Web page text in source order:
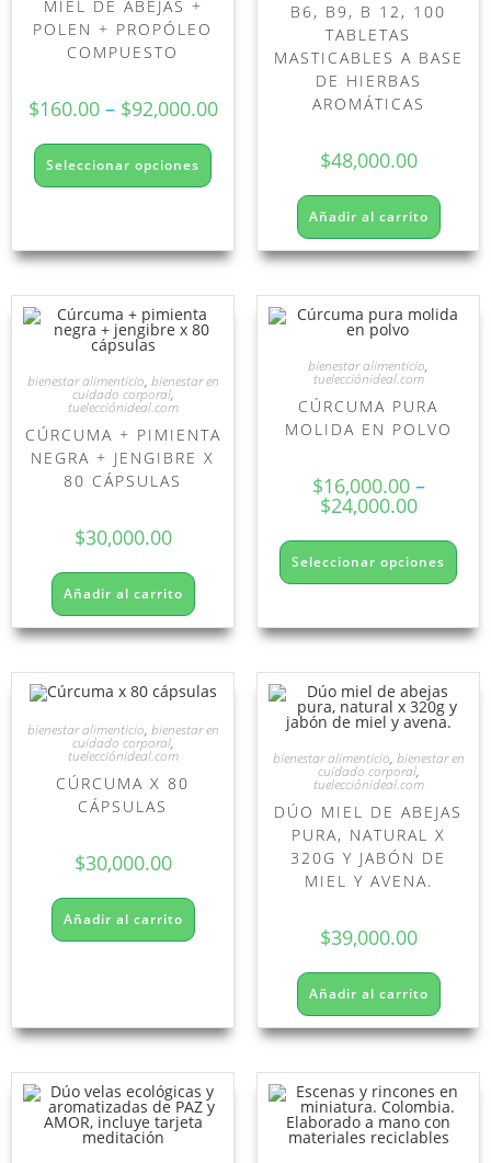
MIEL DE ABEJAS +
POLEN + PROPÓLEO
COMPUESTO
$160.00– $92,000.00
Seleccionar opciones
B6, B9, B 12, 100
TABLETAS
MASTICABLES A BASE
DE HIERBAS
AROMÁTICAS
$48,000.00
Añadir al carrito
bienestar alimenticio, bienestar en
cuidado corporal,
tuelecciónideal.com
CÚRCUMA + PIMIENTA
NEGRA + JENGIBRE X
80 CÁPSULAS
$30,000.00
Añadir al carrito
bienestar alimenticio,
tuelecciónideal.com
CÚRCUMA PURA
MOLIDA EN POLVO
$16,000.00–
$24,000.00
Seleccionar opciones
bienestar alimenticio, bienestar en
cuidado corporal,
tuelecciónideal.com
CÚRCUMA X 80
CÁPSULAS
$30,000.00
Añadir al carrito
bienestar alimenticio, bienestar en
cuidado corporal,
tuelecciónideal.com
DÚO MIEL DE ABEJAS
PURA, NATURAL X
320G Y JABÓN DE
MIEL Y AVENA.
$39,000.00
Añadir al carrito